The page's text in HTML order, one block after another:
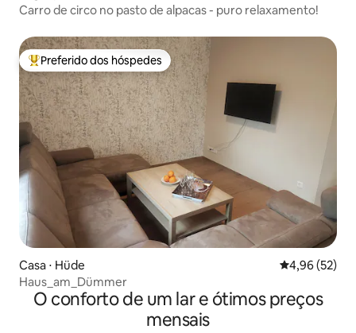
Carro de circo no pasto de alpacas - puro relaxamento!
Entre os melhores preferidos dos hóspedes
Preferido dos hóspedes
Casa ⋅ Hüde 4,96 de uma
4,96 (52)
Haus_am_Dümmer
O conforto de um lar e ótimos preços
mensais